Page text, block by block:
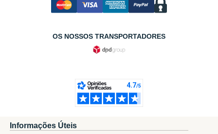
OS NOSSOS TRANSPORTADORES
Informações Úteis